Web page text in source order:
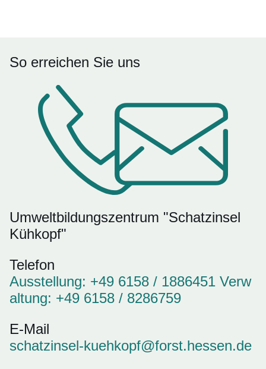
So erreichen Sie uns
Umweltbildungszentrum "Schatzinsel
Kühkopf"
Telefon
Ausstellung: +49 6158 / 1886451 Verw
altung: +49 6158 / 8286759
E-Mail
schatzinsel-kuehkopf@forst.hessen.de